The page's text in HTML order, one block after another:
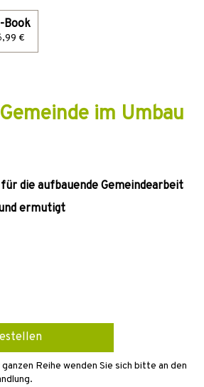
Book
€
im Umbau
die aufbauende Gemeindearbeit
ermutigt
Reihe wenden Sie sich bitte an den